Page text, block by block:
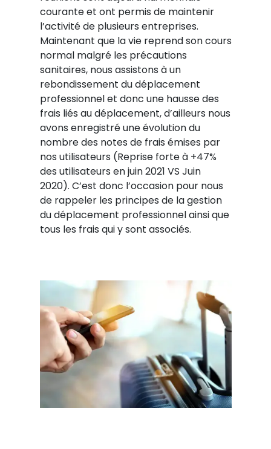
courante et ont permis de maintenir
l’activité de plusieurs entreprises.
Maintenant que la vie reprend son cours
normal malgré les précautions
sanitaires, nous assistons à un
rebondissement du déplacement
professionnel et donc une hausse des
frais liés au déplacement, d’ailleurs nous
avons enregistré une évolution du
nombre des notes de frais émises par
nos utilisateurs (Reprise forte à +47%
des utilisateurs en juin 2021 VS Juin
2020). C’est donc l’occasion pour nous
de rappeler les principes de la gestion
du déplacement professionnel ainsi que
tous les frais qui y sont associés.